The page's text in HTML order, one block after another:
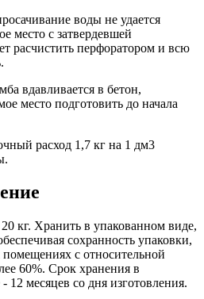
воды не удается
место с затвердевшей
расчистить перфоратором и всю
вдавливается в бетон,
место подготовить до начала
расход 1,7 кг на 1 дм3
кг. Хранить в упакованном виде,
сохранность упаковки,
с относительной
60%. Срок хранения в
12 месяцев со дня изготовления.